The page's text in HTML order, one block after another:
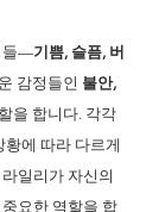
들—기쁨, 슬픔, 버
감정들인 불안,
을 합니다. 각각
에 따라 다르게
일리가 자신의
요한 역할을 합